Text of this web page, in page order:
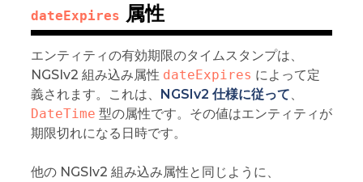
dateExpires 属性
エンティティの有効期限のタイムスタンプは、
NGSIv2 組み込み属性 dateExpires によって定
義されます。これは、 NGSIv2 仕様に従って、
DateTime 型の属性です。その値はエンティティが
期限切れになる日時です。
他の NGSIv2 組み込み属性と同じように、